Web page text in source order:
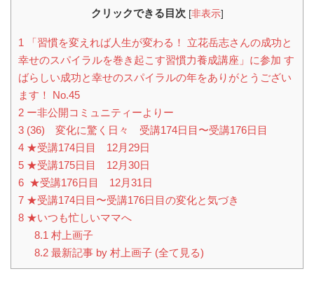
クリックできる目次 [非表示]
1 「習慣を変えれば人生が変わる！ 立花岳志さんの成功と
幸せのスパイラルを巻き起こす習慣力養成講座」に参加 す
ばらしい成功と幸せのスパイラルの年をありがとうござい
ます！ No.45
2 ー非公開コミュニティーよりー
3 (36) 変化に驚く日々 受講174日目〜受講176日目
4 ★受講174日目 12月29日
5 ★受講175日目 12月30日
6 ★受講176日目 12月31日
7 ★受講174日目〜受講176日目の変化と気づき
8 ★いつも忙しいママへ
8.1 村上画子
8.2最新記事 by 村上画子 (全て見る)